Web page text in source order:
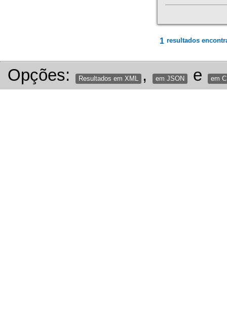
1 resultados
Opções: Resultados em XML , em JSON e em